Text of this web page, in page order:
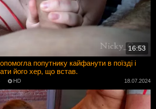
16:53
попутнику кайфанути в поїзді і
його хер, що встав.
HD 18.07.2024